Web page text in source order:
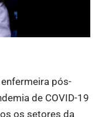
pós-
de COVID-19
os setores da